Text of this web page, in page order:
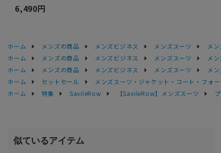
6,490円
ホーム メンズの商品 メンズビジネス メンズスーツ
メ
ホーム
メンズの商品 メンズビジネス メンズスーツ
メ
ホーム
メンズの商品 メンズビジネス メンズスーツ
メ
ホーム
セットセール
メンズスーツ・ジャケット・コート・フォ
ホーム
特集 SavileRow 【SavileRow】メンズスーツ